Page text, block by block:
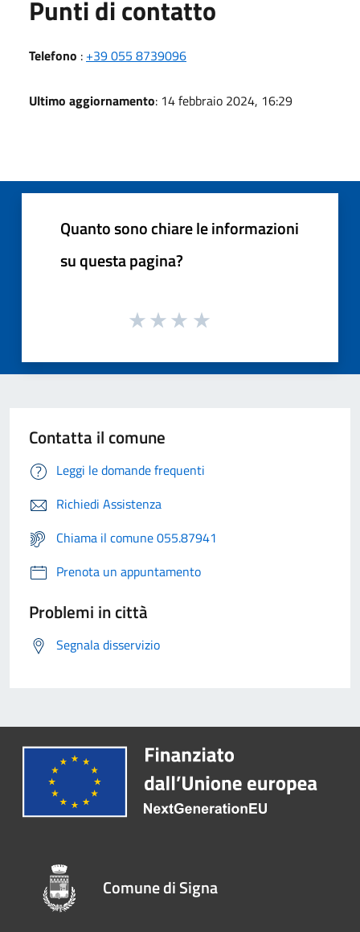
Punti di contatto
Telefono : +39 055 8739096
Ultimo aggiornamento: 14 febbraio 2024, 16:29
Quanto sono chiare le informazioni
su questa pagina?
Contatta il comune
Leggi le domande frequenti
Richiedi Assistenza
Chiama il comune 055.87941
Prenota un appuntamento
Problemi in città
Segnala disservizio
Comune di Signa